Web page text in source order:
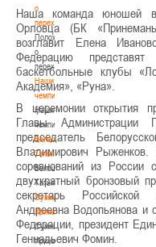
о
переходах
Положение
о
переходах
Наши
чемпионы
Наши
чемпионы
Белошапко
Татьяна
Белошапко
Татьяна
Сумникова
Ирина
Сумникова
Ирина
Наша команда юношей
Орловца (БК
возглавит Елена
Федерацию
баскетбольные клубы
Академия», «Руна».
В церемонии открытия
Главы Администрации
председатель
Владимирович Рыженков.
соревнований из России
двухкратный бронзовый
секретарь
Андреевна Водопьянова и
Федерации, президент
Геннадьевич Фомин.